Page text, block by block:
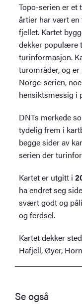
Topo-serien er
årtier har vært en
fjellet. Kartet
dekker populære
turinformasjon.
turområder, og
Norge-serien,
hensiktsmessig i
DNTs merkede
tydelig frem i
begge sider av
serien der
Kartet er utgitt i
ha endret seg
svært godt og
og ferdsel.
Kartet dekker
Hafjell, Øyer,
Se også